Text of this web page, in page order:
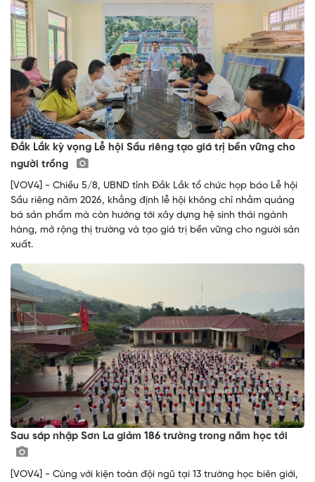
Đắk Lắk kỳ vọng Lễ hội Sầu riêng tạo giá trị bền vững cho
người trồng
[VOV4] - Chiều 5/8, UBND tỉnh Đắk Lắk tổ chức họp báo Lễ hội
Sầu riêng năm 2026, khẳng định lễ hội không chỉ nhằm quảng
bá sản phẩm mà còn hướng tới xây dựng hệ sinh thái ngành
hàng, mở rộng thị trường và tạo giá trị bền vững cho người sản
xuất.
Sau sáp nhập Sơn La giảm 186 trường trong năm học tới
[VOV4] - Cùng với kiện toàn đội ngũ tại 13 trường học biên giới,